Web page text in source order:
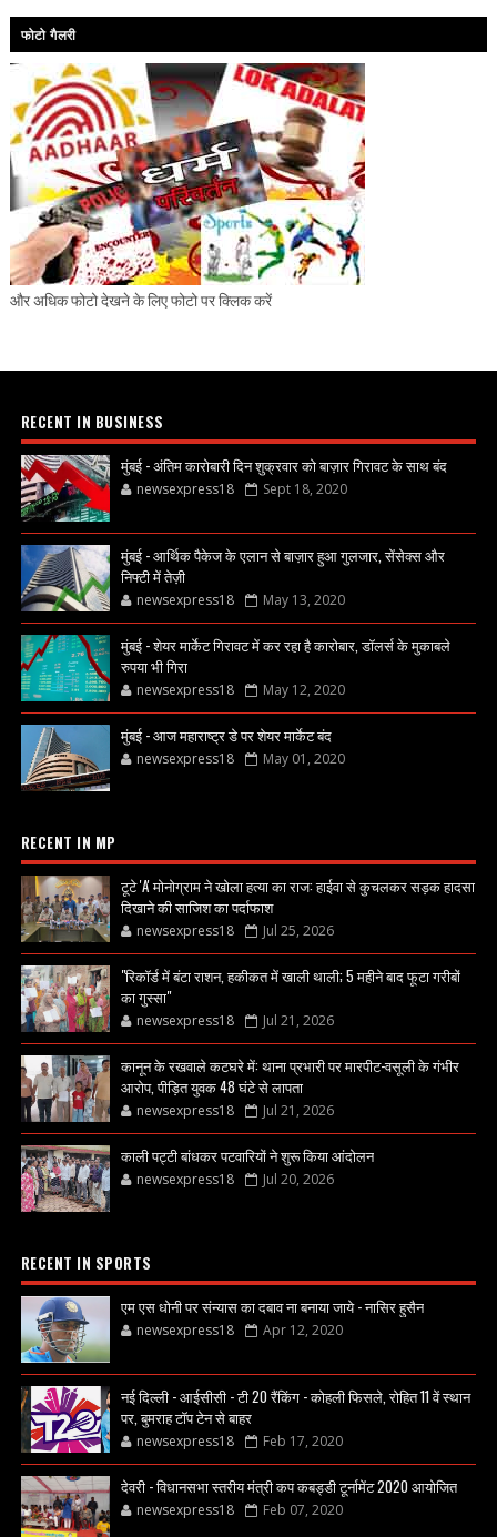
फोटो गैलरी
और अधिक फोटो देखने के लिए फोटो पर क्लिक करें
RECENT IN BUSINESS
मुंबई - अंतिम कारोबारी दिन शुक्रवार को बाज़ार गिरावट के साथ बंद
newsexpress18 Sept 18, 2020
मुंबई - आर्थिक पैकेज के एलान से बाज़ार हुआ गुलजार, सेंसेक्स और
निफ्टी में तेज़ी
newsexpress18 May 13, 2020
मुंबई - शेयर मार्केट गिरावट में कर रहा है कारोबार, डॉलर्स के मुकाबले
रुपया भी गिरा
newsexpress18 May 12, 2020
मुंबई - आज महाराष्ट्र डे पर शेयर मार्केट बंद
newsexpress18 May 01, 2020
RECENT IN MP
टूटे 'A' मोनोग्राम ने खोला हत्या का राज: हाईवा से कुचलकर सड़क हादसा
दिखाने की साजिश का पर्दाफाश
newsexpress18 Jul 25, 2026
"रिकॉर्ड में बंटा राशन, हकीकत में खाली थाली; 5 महीने बाद फूटा गरीबों
का गुस्सा"
newsexpress18 Jul 21, 2026
कानून के रखवाले कटघरे में: थाना प्रभारी पर मारपीट-वसूली के गंभीर
आरोप, पीड़ित युवक 48 घंटे से लापता
newsexpress18 Jul 21, 2026
काली पट्टी बांधकर पटवारियों ने शुरू किया आंदोलन
newsexpress18 Jul 20, 2026
RECENT IN SPORTS
एम एस धोनी पर संन्यास का दबाव ना बनाया जाये - नासिर हुसैन
newsexpress18 Apr 12, 2020
नई दिल्ली - आईसीसी - टी 20 रैंकिंग - कोहली फिसले, रोहित 11 वें स्थान
पर, बुमराह टॉप टेन से बाहर
newsexpress18 Feb 17, 2020
देवरी - विधानसभा स्तरीय मंत्री कप कबड्डी टूर्नामेंट 2020 आयोजित
newsexpress18 Feb 07, 2020